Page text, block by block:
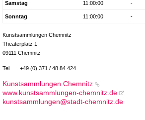
Samstag 11:00:00 -
Sonntag 11:00:00 -
Kunstsammlungen Chemnitz
Theaterplatz 1
09111 Chemnitz
Tel +49 (0) 371 / 48 84 424
Kunstsammlungen Chemnitz
www.kunstsammlungen-chemnitz.de
kunstsammlungen@stadt-chemnitz.de